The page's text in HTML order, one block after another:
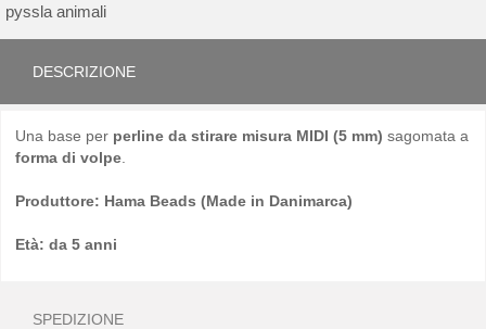
pyssla animali
DESCRIZIONE
Una base per perline da stirare misura MIDI (5 mm) sagomata a
forma di volpe.
Produttore: Hama Beads (Made in Danimarca)
Età: da 5 anni
SPEDIZIONE